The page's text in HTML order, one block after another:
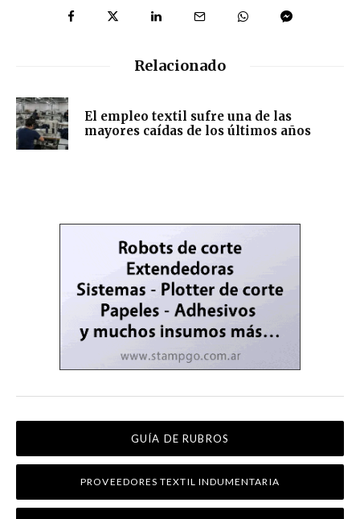
Relacionado
El empleo textil sufre una de las
mayores caídas de los últimos años
GUÍA DE RUBROS
PROVEEDORES TEXTIL INDUMENTARIA